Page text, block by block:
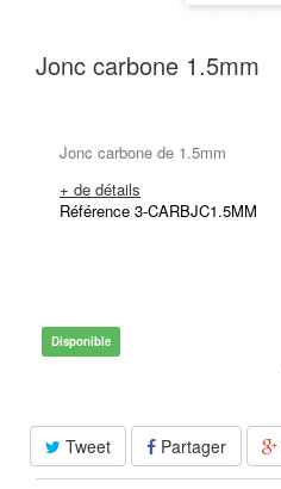
Jonc carbone 1.5mm
Jonc carbone de 1.5mm
+ de détails
Référence 3-CARBJC1.5MM
Disponible
Tweet Partager